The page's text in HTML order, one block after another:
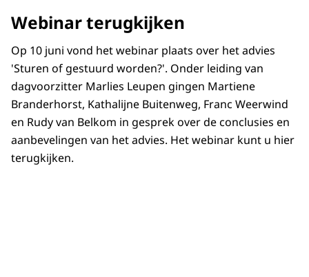
Webinar terugkijken
Op 10 juni vond het webinar plaats over het advies
'Sturen of gestuurd worden?'. Onder leiding van
dagvoorzitter Marlies Leupen gingen Martiene
Branderhorst, Kathalijne Buitenweg, Franc Weerwind
en Rudy van Belkom in gesprek over de conclusies en
aanbevelingen van het advies. Het webinar kunt u hier
terugkijken.